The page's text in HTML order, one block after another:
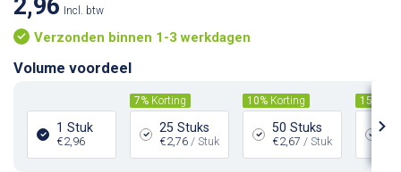
2,96 Incl. btw
Verzonden binnen 1-3 werkdagen
Volume voordeel
1 Stuk
€2,96
7% Korting
25 Stuks
€2,76 / Stuk
10% Korting
50 Stuks
€2,67 / Stuk
15%